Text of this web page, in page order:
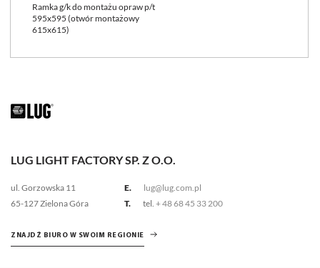
Ramka g/k do montażu opraw p/t
595x595 (otwór montażowy
615x615)
LUG LIGHT FACTORY SP. Z O.O.
ul. Gorzowska 11
65-127 Zielona Góra
E.
lug@lug.com.pl
T.
tel. + 48 68 45 33 200
ZNAJDŹ BIURO W SWOIM REGIONIE